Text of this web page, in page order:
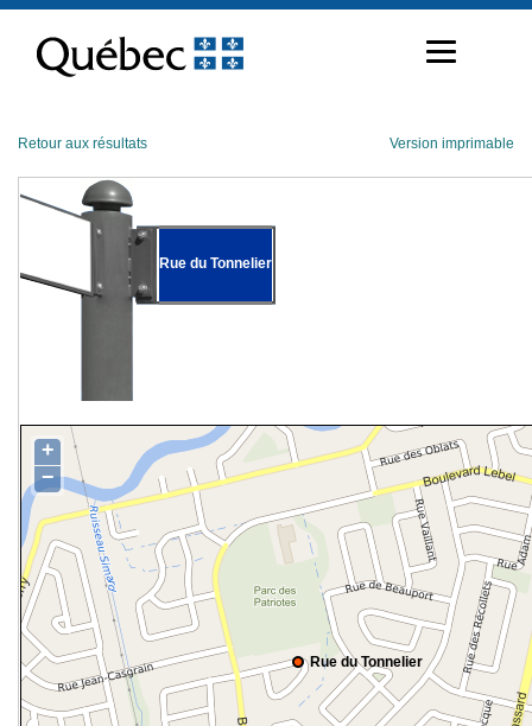
contenu
Retour aux résultats Version imprimable
Rue du Tonnelier
Rue du Tonnelier
+
−